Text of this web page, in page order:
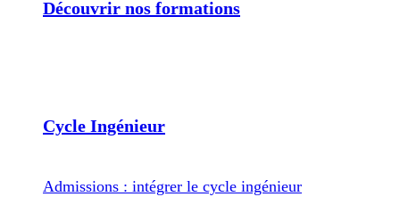
Découvrir nos formations
Cycle Ingénieur
Admissions : intégrer le cycle ingénieur